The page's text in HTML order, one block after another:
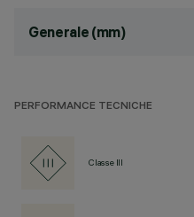
Generale (mm)
PERFORMANCE TECNICHE
Classe III